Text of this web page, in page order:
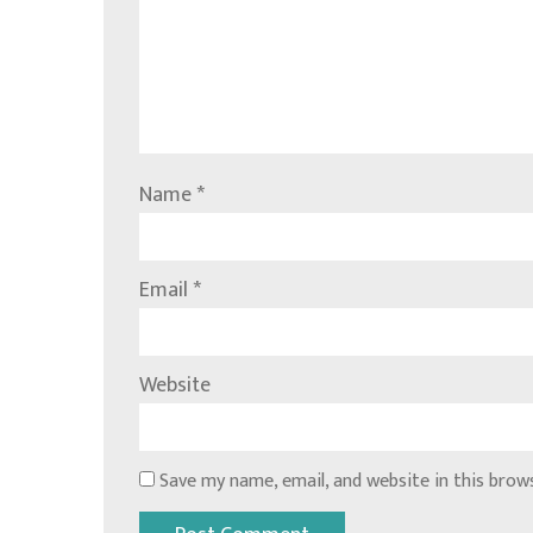
Name*
Email*
Website
Save my name, email, and website in this